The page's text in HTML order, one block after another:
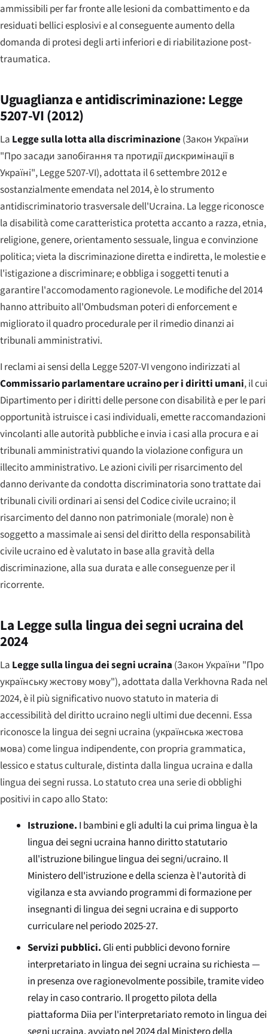
ammissibili per far fronte alle lesioni da combattimento e da
residuati bellici esplosivi e al conseguente aumento della
domanda di protesi degli arti inferiori e di riabilitazione post-
traumatica.
Uguaglianza e antidiscriminazione: Legge
5207-VI (2012)
La Legge sulla lotta alla discriminazione(Закон України
"Про засади запобігання та протидії дискримінації в
Україні", Legge 5207-VI), adottata il 6 settembre 2012 e
sostanzialmente emendata nel 2014, è lo strumento
antidiscriminatorio trasversale dell'Ucraina. La legge riconosce
la disabilità come caratteristica protetta accanto a razza, etnia,
religione, genere, orientamento sessuale, lingua e convinzione
politica; vieta la discriminazione diretta e indiretta, le molestie e
l'istigazione a discriminare; e obbliga i soggetti tenuti a
garantire l'accomodamento ragionevole. Le modifiche del 2014
hanno attribuito all'Ombudsman poteri di enforcement e
migliorato il quadro procedurale per il rimedio dinanzi ai
tribunali amministrativi.
I reclami ai sensi della Legge 5207-VI vengono indirizzati al
Commissario parlamentare ucraino per i diritti umani, il cui
Dipartimento per i diritti delle persone con disabilità e per le pari
opportunità istruisce i casi individuali, emette raccomandazioni
vincolanti alle autorità pubbliche e invia i casi alla procura e ai
tribunali amministrativi quando la violazione configura un
illecito amministrativo. Le azioni civili per risarcimento del
danno derivante da condotta discriminatoria sono trattate dai
tribunali civili ordinari ai sensi del Codice civile ucraino; il
risarcimento del danno non patrimoniale (morale) non è
soggetto a massimale ai sensi del diritto della responsabilità
civile ucraino ed è valutato in base alla gravità della
discriminazione, alla sua durata e alle conseguenze per il
ricorrente.
La Legge sulla lingua dei segni ucraina del
2024
La Legge sulla lingua dei segni ucraina (Закон України "Про
українську жестову мову"), adottata dalla Verkhovna Rada nel
2024, è il più significativo nuovo statuto in materia di
accessibilità del diritto ucraino negli ultimi due decenni. Essa
riconosce la lingua dei segni ucraina (українська жестова
мова) come lingua indipendente, con propria grammatica,
lessico e status culturale, distinta dalla lingua ucraina e dalla
lingua dei segni russa. Lo statuto crea una serie di obblighi
positivi in capo allo Stato:
Istruzione. I bambini e gli adulti la cui prima lingua è la
lingua dei segni ucraina hanno diritto statutario
all'istruzione bilingue lingua dei segni/ucraino. Il
Ministero dell'istruzione e della scienza è l'autorità di
vigilanza e sta avviando programmi di formazione per
insegnanti di lingua dei segni ucraina e di supporto
curriculare nel periodo 2025-27.
Servizi pubblici.Gli enti pubblici devono fornire
interpretariato in lingua dei segni ucraina su richiesta —
in presenza ove ragionevolmente possibile, tramite video
relay in caso contrario. Il progetto pilota della
piattaforma Diia per l'interpretariato remoto in lingua dei